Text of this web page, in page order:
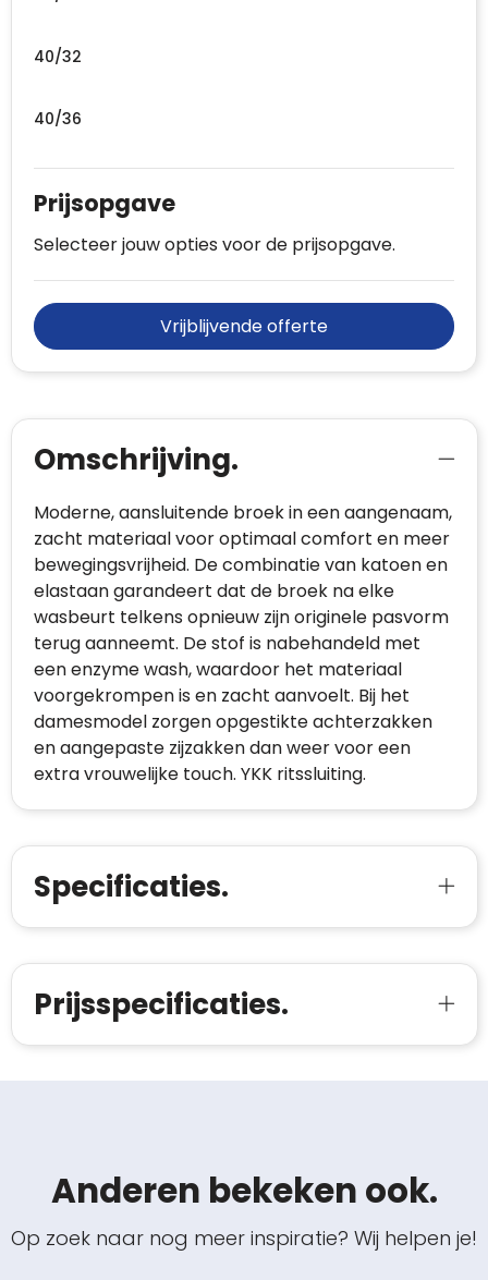
40/32
40/36
Prijsopgave
Selecteer jouw opties voor de prijsopgave.
Vrijblijvende offerte
Omschrijving.
Moderne, aansluitende broek in een aangenaam,
zacht materiaal voor optimaal comfort en meer
bewegingsvrijheid. De combinatie van katoen en
elastaan garandeert dat de broek na elke
wasbeurt telkens opnieuw zijn originele pasvorm
terug aanneemt. De stof is nabehandeld met
een enzyme wash, waardoor het materiaal
voorgekrompen is en zacht aanvoelt. Bij het
damesmodel zorgen opgestikte achterzakken
en aangepaste zijzakken dan weer voor een
extra vrouwelijke touch. YKK ritssluiting.
Specificaties.
Prijsspecificaties.
Anderen bekeken ook.
Op zoek naar nog meer inspiratie? Wij helpen je!